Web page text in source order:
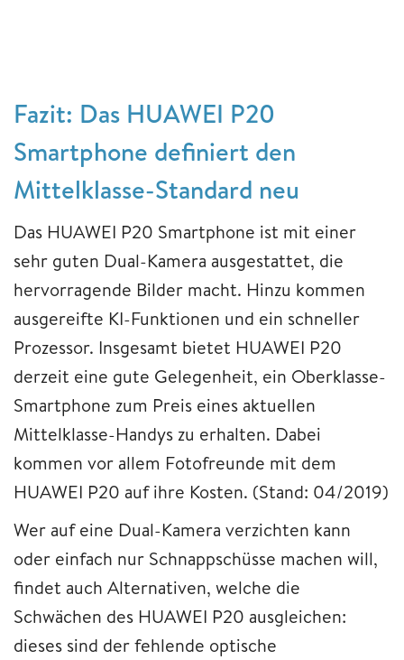
Fazit: Das HUAWEI P20
Smartphone definiert den
Mittelklasse-Standard neu
Das HUAWEI P20 Smartphone ist mit einer
sehr guten Dual-Kamera ausgestattet, die
hervorragende Bilder macht. Hinzu kommen
ausgereifte KI-Funktionen und ein schneller
Prozessor. Insgesamt bietet HUAWEI P20
derzeit eine gute Gelegenheit, ein Oberklasse-
Smartphone zum Preis eines aktuellen
Mittelklasse-Handys zu erhalten. Dabei
kommen vor allem Fotofreunde mit dem
HUAWEI P20 auf ihre Kosten. (Stand: 04/2019)
Wer auf eine Dual-Kamera verzichten kann
oder einfach nur Schnappschüsse machen will,
findet auch Alternativen, welche die
Schwächen des HUAWEI P20 ausgleichen:
dieses sind der fehlende optische